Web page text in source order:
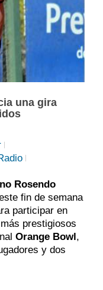
una gira
Rosendo
fin de semana
participar en
prestigiosos
Orange Bowl,
y dos